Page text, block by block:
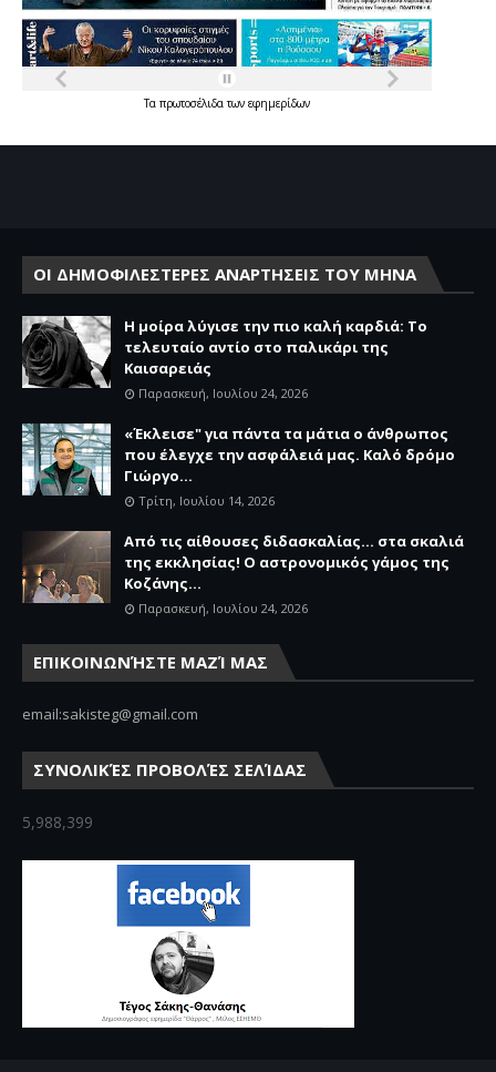
Τα πρωτοσέλιδατων εφημερίδων
ΟΙ ΔΗΜΟΦΙΛΕΣΤΕΡΕΣ ΑΝΑΡΤΗΣΕΙΣ ΤΟΥ ΜΗΝΑ
Η μοίρα λύγισε την πιο καλή καρδιά: Το
τελευταίο αντίο στο παλικάρι της
Καισαρειάς
Παρασκευή, Ιουλίου 24, 2026
«Έκλεισε" για πάντα τα μάτια ο άνθρωπος
που έλεγχε την ασφάλειά μας. Καλό δρόμο
Γιώργο...
Τρίτη, Ιουλίου 14, 2026
Από τις αίθουσες διδασκαλίας… στα σκαλιά
της εκκλησίας! Ο αστρονομικός γάμος της
Κοζάνης...
Παρασκευή, Ιουλίου 24, 2026
ΕΠΙΚΟΙΝΩΝΉΣΤΕ ΜΑΖΊ ΜΑΣ
email:sakisteg@gmail.com
ΣΥΝΟΛΙΚΈΣ ΠΡΟΒΟΛΈΣ ΣΕΛΊΔΑΣ
5,988,399